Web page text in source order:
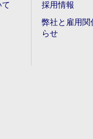
採用情報
弊社と雇用関
らせ